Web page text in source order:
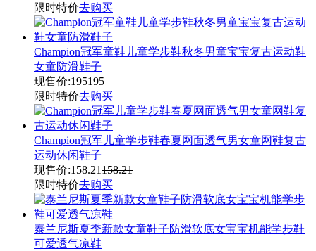
限时特价去购买
Champion冠军童鞋儿童学步鞋秋冬男童宝宝复古运动鞋
女童防滑鞋子
现售价:195195
限时特价去购买
Champion冠军儿童学步鞋春夏网面透气男女童网鞋复古
运动休闲鞋子
现售价:158.21158.21
限时特价去购买
泰兰尼斯夏季新款女童鞋子防滑软底女宝宝机能学步鞋
可爱透气凉鞋